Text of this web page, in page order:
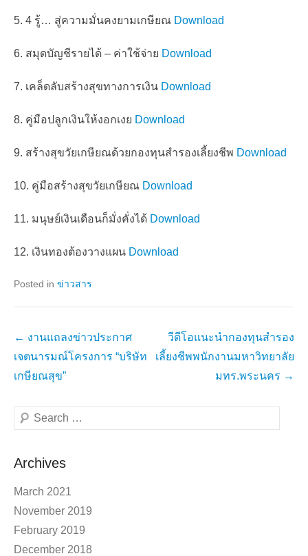
5. 4 รู้… สู่ความมั่นคงยามเกษียณ Download
6. สมุดบัญชีรายได้ – ค่าใช้จ่าย Download
7. เคล็ดลับสร้างสุขทางการเงิน Download
8. คู่มือปลูกเงินให้งอกเงย Download
9. สร้างสุขวัยเกษียณด้วยกองทุนสำรองเลี้ยงชีพ Download
10. คู่มือสร้างสุขวัยเกษียณ Download
11. มนุษย์เงินเดือนก็มั่งคั่งได้ Download
12. เงินทองต้องวางแผน Download
Posted in ข่าวสาร
Post
navigation
← งานแถลงข่าวประกาศ
เจตนารมณ์โครงการ “บริษัท
เกษียณสุข”
วีดีโอแนะนำกองทุนสำรอง
เลี้ยงชีพพนักงานมหาวิทยาลัย
มทร.พระนคร →
Search
Archives
March 2021
November 2019
February 2019
December 2018